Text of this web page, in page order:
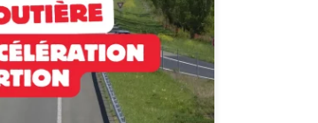
le monde de la conduite, les
» ne sont pas
essentiels pour une conduite
améliorer non seulement votre